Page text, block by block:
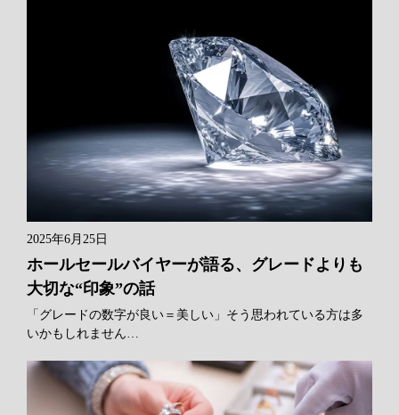
2025年6月25日
ホールセールバイヤーが語る、グレードよりも
大切な“印象”の話
「グレードの数字が良い＝美しい」そう思われている方は多
いかもしれません…